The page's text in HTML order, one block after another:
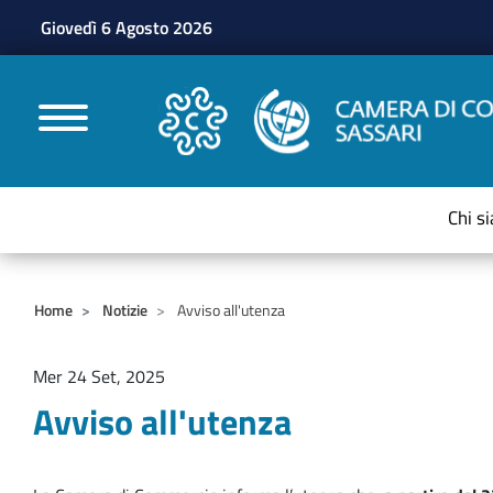
Giovedì 6 Agosto 2026
CAMERE DI
Chi
Home Notizie Avviso all'utenza
Mer 24 Set, 2025
Avviso all'utenza